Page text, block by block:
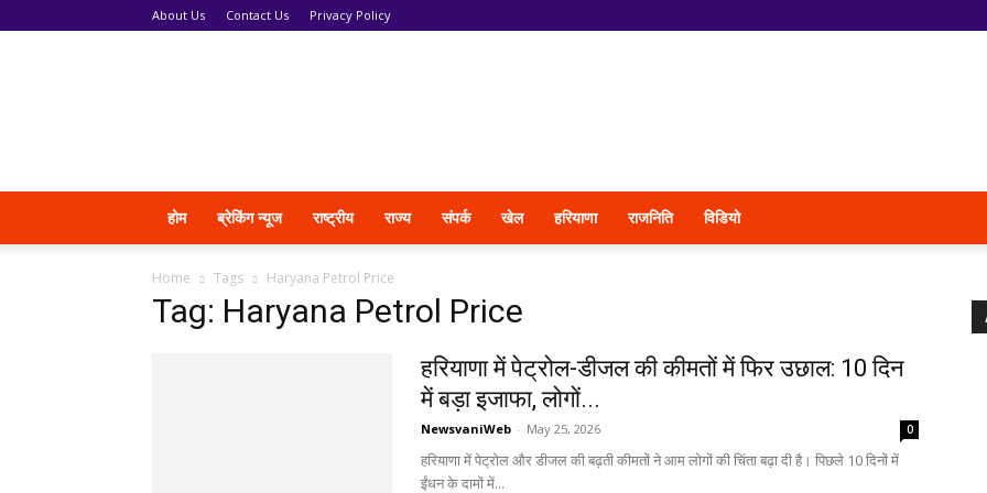
About Us Contact Us Privacy Policy
होम ब्रेकिंग न्यूज राष्ट्रीय राज्य संपर्क खेल हरियाणा राजनिति विडियो
Home Tags Haryana Petrol Price
Tag: Haryana Petrol Price
हरियाणा में पेट्रोल-डीजल की कीमतों में फिर उछाल: 10 दिन
में बड़ा इजाफा, लोगों...
NewsvaniWeb - May 25, 2026 0
हरियाणा में पेट्रोल और डीजल की बढ़ती कीमतों ने आम लोगों की चिंता बढ़ा दी है। पिछले 10 दिनों में
ईंधन के दामों में...